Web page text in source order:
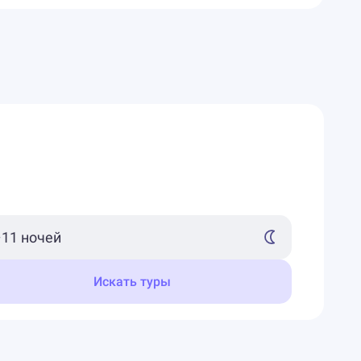
Искать туры